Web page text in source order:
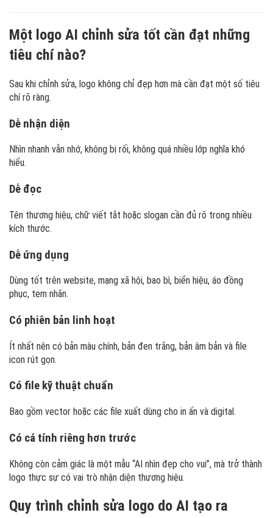
Một logo AI chỉnh sửa tốt cần đạt những
tiêu chí nào?
Sau khi chỉnh sửa, logo không chỉ đẹp hơn mà cần đạt một số tiêu
chí rõ ràng.
Dễ nhận diện
Nhìn nhanh vẫn nhớ, không bị rối, không quá nhiều lớp nghĩa khó
hiểu.
Dễ đọc
Tên thương hiệu, chữ viết tắt hoặc slogan cần đủ rõ trong nhiều
kích thước.
Dễ ứng dụng
Dùng tốt trên website, mạng xã hội, bao bì, biển hiệu, áo đồng
phục, tem nhãn.
Có phiên bản linh hoạt
Ít nhất nên có bản màu chính, bản đen trắng, bản âm bản và file
icon rút gọn.
Có file kỹ thuật chuẩn
Bao gồm vector hoặc các file xuất dùng cho in ấn và digital.
Có cá tính riêng hơn trước
Không còn cảm giác là một mẫu “AI nhìn đẹp cho vui”, mà trở thành
logo thực sự có vai trò nhận diện thương hiệu.
Quy trình chỉnh sửa logo do AI tạo ra